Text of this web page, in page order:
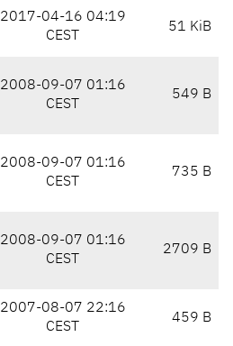
2017-04-16 04:19
CEST
51 KiB
2008-09-07 01:16
CEST
549 B
2008-09-07 01:16
CEST
735 B
2008-09-07 01:16
CEST
2709 B
2007-08-07 22:16
CEST
459 B